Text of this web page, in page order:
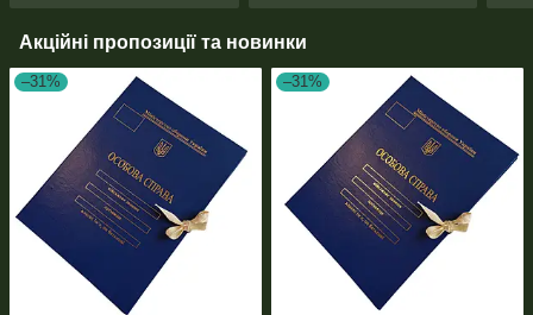
Акційні пропозиції та новинки
–31% –31%